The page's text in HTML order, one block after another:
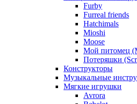
Furby
Furreal friends
Hatchimals
Mioshi
Moose
Мой питомец
Потеряшки
Конструкторы
Музыкальные
Мягкие игрушки
Avrora